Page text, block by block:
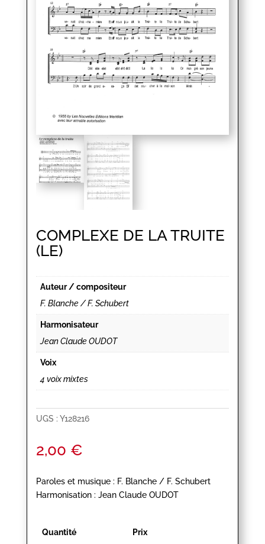
COMPLEXE DE LA TRUITE
(LE)
Auteur / compositeur
F. Blanche / F. Schubert
Harmonisateur
Jean Claude OUDOT
Voix
4 voix mixtes
UGS : Y128216
2,00 €
Paroles et musique : F. Blanche / F. Schubert
Harmonisation : Jean Claude OUDOT
Quantité Prix